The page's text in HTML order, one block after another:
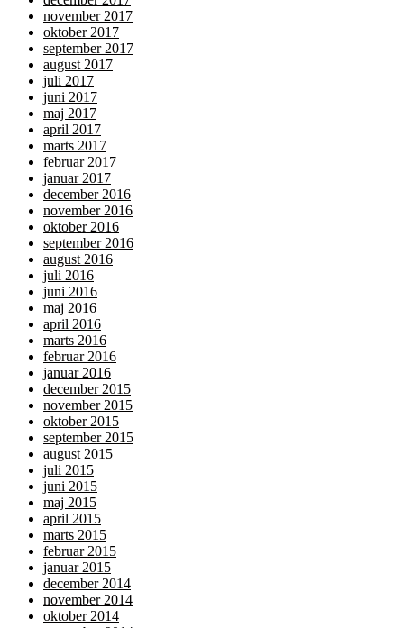
november 2017
oktober 2017
september 2017
august 2017
juli 2017
juni 2017
maj 2017
april 2017
marts 2017
februar 2017
januar 2017
december 2016
november 2016
oktober 2016
september 2016
august 2016
juli 2016
juni 2016
maj 2016
april 2016
marts 2016
februar 2016
januar 2016
december 2015
november 2015
oktober 2015
september 2015
august 2015
juli 2015
juni 2015
maj 2015
april 2015
marts 2015
februar 2015
januar 2015
december 2014
november 2014
oktober 2014